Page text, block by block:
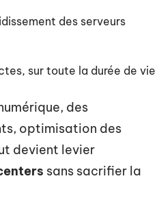
des serveurs
sur toute la durée de vie
des
optimisation des
devient levier
sans sacrifier la